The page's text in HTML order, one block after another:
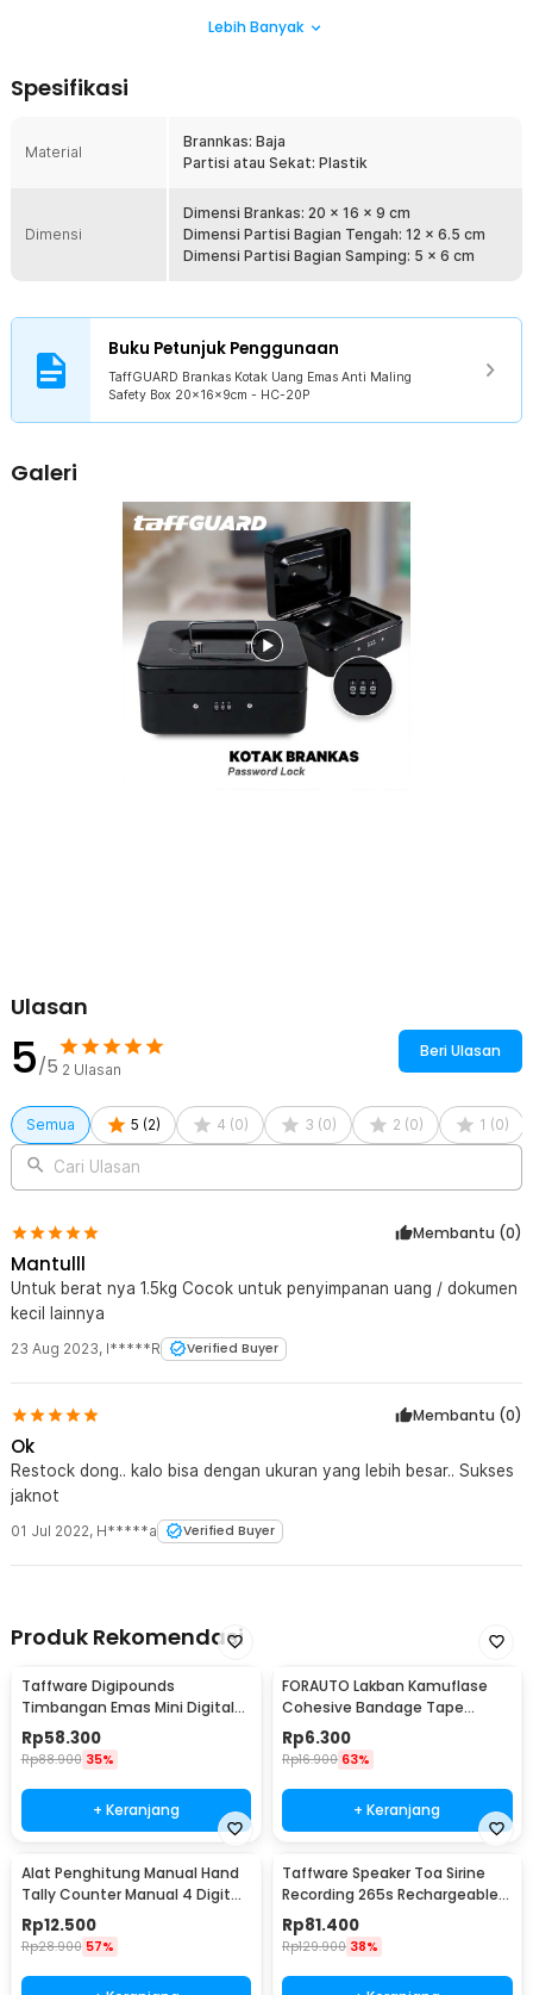
Dibekali 2 lapis material, yakni baja dan plastik demi keamanan
Overview
merupakan pilihan tepat. Anda tidak perlu khawatir saat menyimpan
uang, perhiasan, atau benda penting di dalamnya. Brankas telah
orang yang tidak memiliki kunci tidak akan bisa membuka kotak
penyimpanan ini dengan mudah.
Luas dan Terorganisir
Memiliki kompartemen penyimpanan yang cukup luas untuk
menyimpan berbagai barang. Brankas juga telah dilengkapi slot
pemisah di bagian dalamnya. Selain menghindari kerusakan akibat
barang tercampur satu sama lain, adanya slot juga memudahkan
Anda mencari barang yang diperlukan.
Aman dengan Kunci
Sistem pengaman dari brankas ini menggunakan kunci kombinasi
yang terdiri dari tiga digit angka. Angka yang disematkan bebas
dipilih, Anda bisa memilih angka paling rahasia hanya Anda yang
Bawa dengan Mudah
Anda tidak perlu menggunakan dua tangan untuk membawa kotak
uang ini. Cukup gunakan pegangan di bagian atas kotak untuk
membawanya layaknya tas jinjing. Hal ini akan memudahkan Anda
saat ingin mengambil atau memindahkan brankas kotak uang.
Kokoh dan Berkualitas
Untuk keamanan ekstra, kotak uang ini dibuat dari material baja
khusus yang terkenal kokoh. Dengan begitu, kotak tidak akan
mudah rusak meski dibanting. Berbeda dengan bagian dalamnya
Lebih Banyak
Spesifikasi
Material
Brannkas: Baja
Partisi atau Sekat: Plastik
Dimensi
Dimensi Brankas: 20 x 16 x 9 cm
Dimensi Partisi Bagian Tengah: 12 x 6.5 cm
Dimensi Partisi Bagian Samping: 5 x 6 cm
Buku Petunjuk Penggunaan
TaffGUARD Brankas Kotak Uang Emas Anti Maling
Safety Box 20x16x9cm - HC-20P
Galeri
Ulasan
5/5 2 Ulasan
Beri Ulasan
Semua 5 (2) 4 (0) 3 (0) 2 (0) 1 (0)
Cari Ulasan
Membantu (0)
Mantulll
Untuk berat nya 1.5kg Cocok untuk penyimpanan uang / dokumen
kecil lainnya
23 Aug 2023, I*****R Verified Buyer
Membantu (0)
Ok
Restock dong.. kalo bisa dengan ukuran yang lebih besar.. Sukses
jaknot
01 Jul 2022, H*****a Verified Buyer
Produk Rekomendasi
Taffware Digipounds
Timbangan Emas Mini Digital
Multifungsi 500g 0.1g - EK518
Rp58.300
Rp88.900 35%
+ Keranjang
FORAUTO Lakban Kamuflase
Cohesive Bandage Tape
Hunting 4.5M 50mm - H10
Rp6.300
Rp16.900 63%
+ Keranjang
Alat Penghitung Manual Hand
Tally Counter Manual 4 Digit
Stainless - TD99
Rp12.500
Rp28.900 57%
Taffware Speaker Toa Sirine
Recording 265s Rechargeable
1200mAh 5W - 518
Rp81.400
Rp129.900 38%